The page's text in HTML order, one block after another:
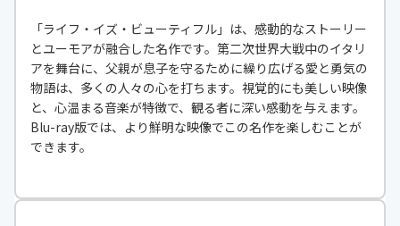
「ライフ・イズ・ビューティフル」は、感動的なストーリー
とユーモアが融合した名作です。第二次世界大戦中のイタリ
アを舞台に、父親が息子を守るために繰り広げる愛と勇気の
物語は、多くの人々の心を打ちます。視覚的にも美しい映像
と、心温まる音楽が特徴で、観る者に深い感動を与えます。
Blu-ray版では、より鮮明な映像でこの名作を楽しむことが
できます。